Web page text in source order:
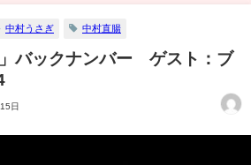
中村うさぎ 中村直腸
」バックナンバー ゲスト：ブ
日